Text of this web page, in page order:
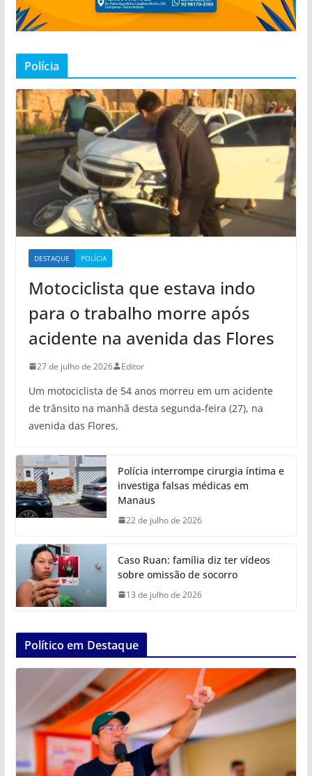
Polícia
DESTAQUE POLÍCIA
Motociclista que estava indo
para o trabalho morre após
acidente na avenida das Flores
27 de julho de 2026 Editor
Um motociclista de 54 anos morreu em um acidente
de trânsito na manhã desta segunda-feira (27), na
avenida das Flores,
Polícia interrompe cirurgia íntima e
investiga falsas médicas em
Manaus
22 de julho de 2026
Caso Ruan: família diz ter vídeos
sobre omissão de socorro
13 de julho de 2026
Político em Destaque